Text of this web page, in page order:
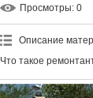
Просмотры: 0
Описание
Что такое